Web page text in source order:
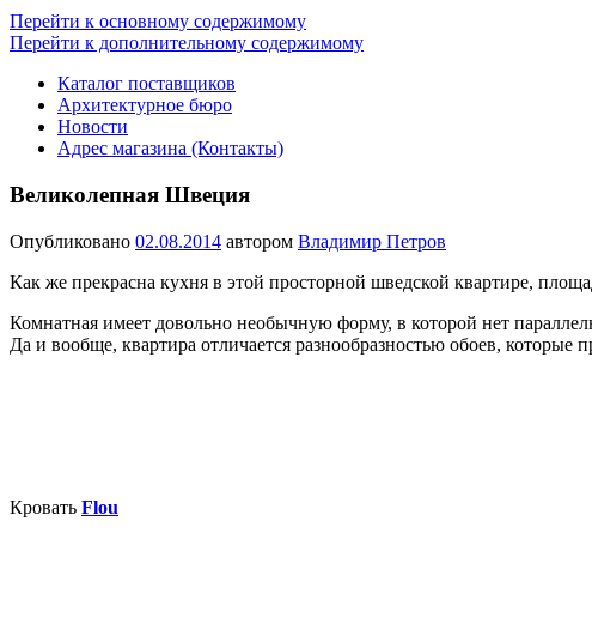
Перейти к основному содержимому
Перейти к дополнительному содержимому
Каталог поставщиков
Архитектурное бюро
Новости
Адрес магазина (Контакты)
Великолепная Швеция
Опубликовано 02.08.2014 автором Владимир Петров
Как же прекрасна кухня в этой просторной шведской квартире,
Комнатная имеет довольно необычную форму, в которой нет
Да и вообще, квартира отличается разнообразностью обоев,
Кровать Flou